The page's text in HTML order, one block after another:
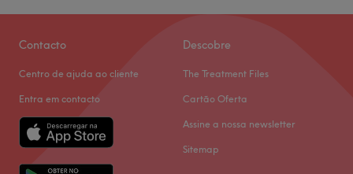
Contacto
Centro de ajuda ao cliente
Entra em contacto
Descobre
The Treatment Files
Cartão Oferta
Assine a nossa newsletter
Sitemap